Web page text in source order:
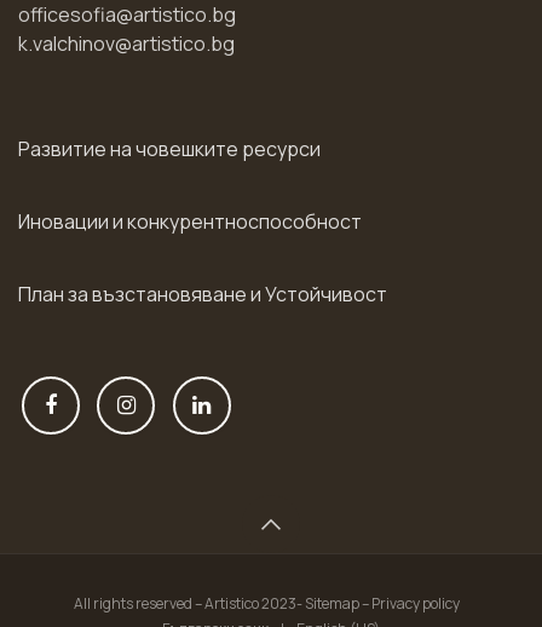
officesofia@artistico.bg
k.valchinov@artistico.bg
Развитие на човешките ресурси
Иновации и конкурентноспособност
План за възстановяване и Устойчивост
All rights reserved – Artistico 2023- Sitemap – Privacy policy